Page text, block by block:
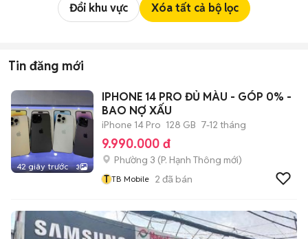
Đổi khu vực Xóa tất cả bộ lọc
Tin đăng mới
42 giây trước 3
IPHONE 14 PRO ĐỦ MÀU - GÓP 0% -
BAO NỢ XẤU
iPhone 14 Pro 128 GB 7-12 tháng
9.990.000 đ
Phường 3 (P. Hạnh Thông mới)
T TB Mobile 2 đã bán